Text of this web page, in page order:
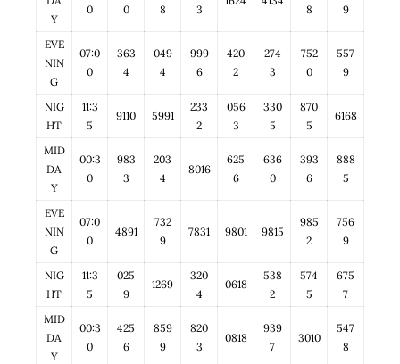
Y
0
0
8
3
8
9
EVE
NIN
G
07:0
0
363
4
049
4
999
6
420
2
274
3
752
0
557
9
NIG
HT
11:3
5
9110 5991
233
2
056
3
330
5
870
5
6168
MID
DA
Y
00:3
0
983
3
203
4
8016
625
6
636
0
393
6
888
5
EVE
NIN
G
07:0
0
4891
732
9
7831 9801 9815
985
2
756
9
NIG
HT
11:3
5
025
9
1269
320
4
0618
538
2
574
5
675
7
MID
DA
Y
00:3
0
425
6
859
9
820
3
0818
939
7
3010
547
8